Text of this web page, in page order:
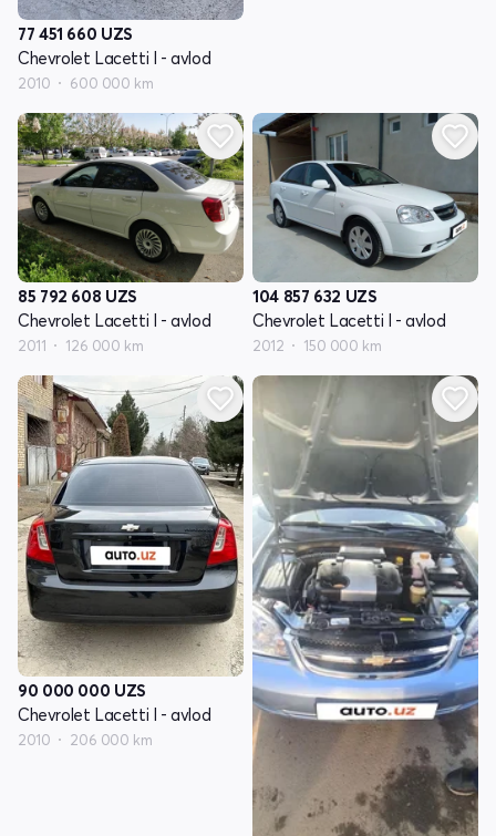
77 451 660 UZS
Chevrolet Lacetti I - avlod
2010 600 000 km
85 792 608 UZS
Chevrolet Lacetti I - avlod
2011 126 000 km
104 857 632 UZS
Chevrolet Lacetti I - avlod
2012 150 000 km
90 000 000 UZS
Chevrolet Lacetti I - avlod
2010 206 000 km